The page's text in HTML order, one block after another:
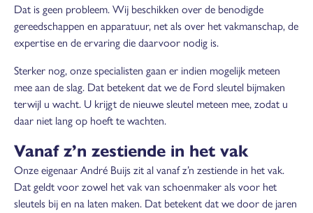
Dat is geen probleem. Wij beschikken over de benodigde
gereedschappen en apparatuur, net als over het vakmanschap, de
expertise en de ervaring die daarvoor nodig is.
Sterker nog, onze specialisten gaan er indien mogelijk meteen
mee aan de slag. Dat betekent dat we de Ford sleutel bijmaken
terwijl u wacht. U krijgt de nieuwe sleutel meteen mee, zodat u
daar niet lang op hoeft te wachten.
Vanaf z’n zestiende in het vak
Onze eigenaar André Buijs zit al vanaf z’n zestiende in het vak.
Dat geldt voor zowel het vak van schoenmaker als voor het
sleutels bij en na laten maken. Dat betekent dat we door de jaren